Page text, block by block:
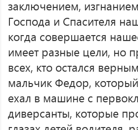
заключением,
Господа и Спасителя
когда совершается
имеет разные цели, но
всех, кто остался
мальчик Федор,
ехал в машине с
диверсанты, которые